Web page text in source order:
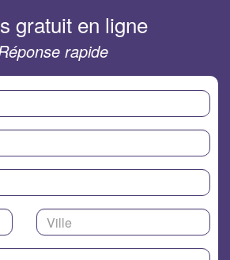
gratuit en ligne
rapide